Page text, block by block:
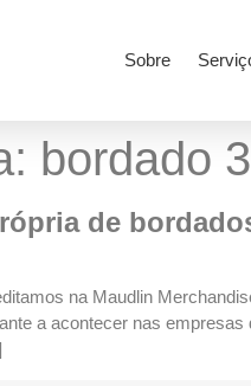
Sobre
bordado
de
na Maudlin
a acontecer nas